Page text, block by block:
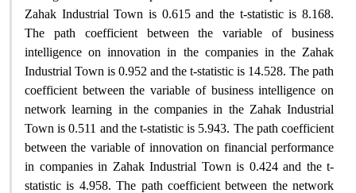
Zahak Industrial Town is 0.615 and the t-statistic is 8.168.
The path coefficient between the variable of business
intelligence on innovation in the companies in the Zahak
Industrial Town is 0.952 and the t-statistic is 14.528. The path
coefficient between the variable of business intelligence on
network learning in the companies in the Zahak Industrial
Town is 0.511 and the t-statistic is 5.943. The path coefficient
between the variable of innovation on financial performance
in companies in Zahak Industrial Town is 0.424 and the t-
statistic is 4.958. The path coefficient between the network